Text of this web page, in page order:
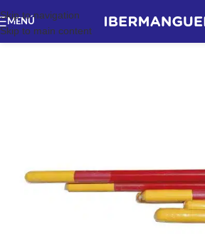
Skip to navigation
Skip to main content
MENÚ